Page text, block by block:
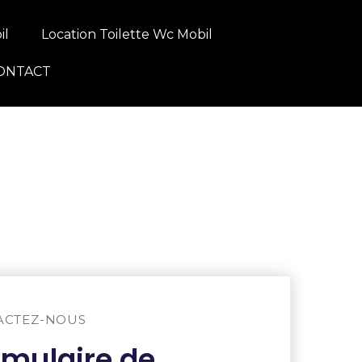
Location Toilette Wc Mobil
NOUS